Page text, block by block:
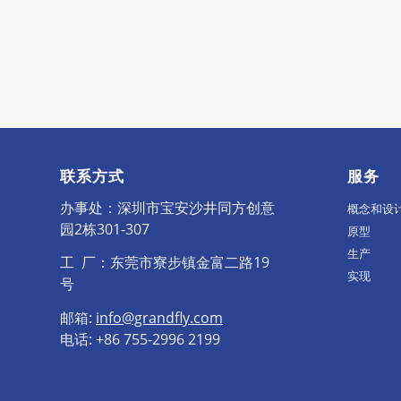
联系方式
办事处：深圳市宝安沙井同方创意
园2栋301-307
工 厂：东莞市寮步镇金富二路19
号
邮箱: info@grandfly.com
电话: +86 755-2996 2199
服务
概念和设
原型
生产
实现